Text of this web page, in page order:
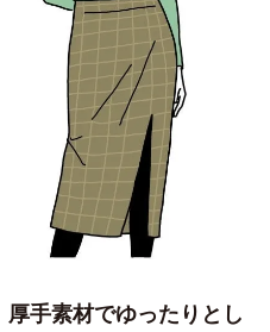
厚手素材でゆったりとし